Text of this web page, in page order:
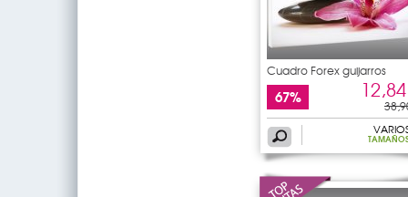
Cuadro Forex guijarros
67%